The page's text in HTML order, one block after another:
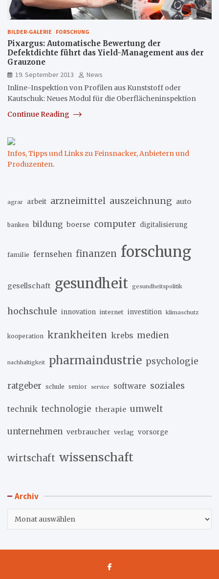
BILDER-GALERIE FORSCHUNG
Pixargus: Automatische Bewertung der
Defektdichte führt das Yield-Management aus der
Grauzone
19. September 2013
News
Inline-Inspektion von Profilen aus Kunststoff oder
Kautschuk: Neues Modul für die Oberflächeninspektion
Continue Reading
Infos, Tipps und Links zu Feinsnacker, Anbietern und
Produzenten.
agrar arbeit arzneimittel auszeichnung auto
banken bildung boerse computer digitalisierung
familie fernsehen finanzen forschung
gesellschaft gesundheit gesundheitspolitik
hochschule innovation internet investition klimaschutz
kooperation krankheiten krebs medien
nachhaltigkeit pharmaindustrie psychologie
ratgeber schule senior service software soziales
technik technologie therapie umwelt
unternehmen verbraucher verlag vorsorge
wirtschaft wissenschaft
Archiv